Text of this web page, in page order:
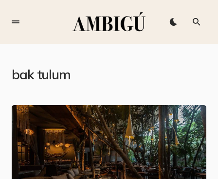
bak tulum